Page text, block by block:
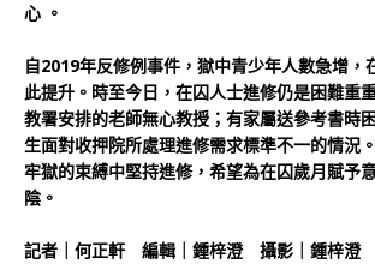
心 。
自2019年反修例事件，獄中青少年人數急增，
此提升。時至今日，在囚人士進修仍是困難重
教署安排的老師無心教授；有家屬送參考書時
生面對收押院所處理進修需求標準不一的情況
牢獄的束縛中堅持進修，希望為在囚歲月賦予
陰。
記者｜何正軒 編輯｜鍾梓澄 攝影｜鍾梓澄